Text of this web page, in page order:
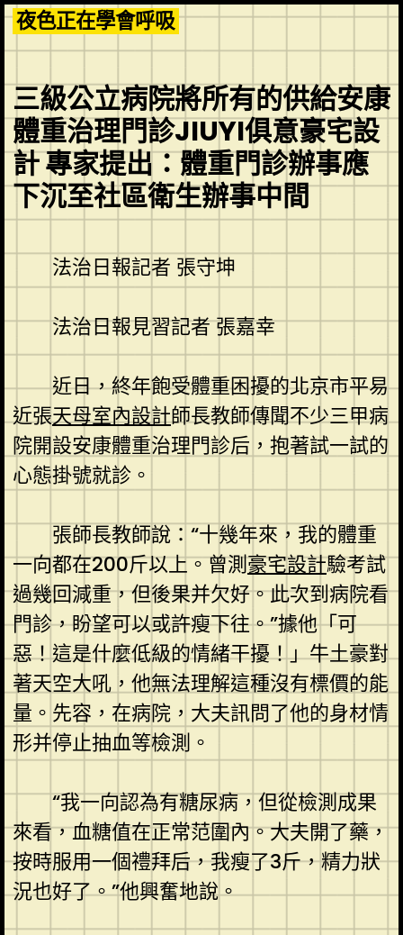
Skip
to
content
夜色正在學會呼吸
三級公立病院將所有的供給安康
體重治理門診JIUYI俱意豪宅設
計 專家提出：體重門診辦事應
下沉至社區衛生辦事中間
法治日報記者 張守坤
法治日報見習記者 張嘉幸
近日，終年飽受體重困擾的北京市平易
近張天母室內設計師長教師傳聞不少三甲病
院開設安康體重治理門診后，抱著試一試的
心態掛號就診。
張師長教師說：“十幾年來，我的體重
一向都在200斤以上。曾測豪宅設計驗考試
過幾回減重，但後果并欠好。此次到病院看
門診，盼望可以或許瘦下往。”據他「可
惡！這是什麼低級的情緒干擾！」牛土豪對
著天空大吼，他無法理解這種沒有標價的能
量。先容，在病院，大夫訊問了他的身材情
形并停止抽血等檢測。
“我一向認為有糖尿病，但從檢測成果
來看，血糖值在正常范圍內。大夫開了藥，
按時服用一個禮拜后，我瘦了3斤，精力狀
況也好了。”他興奮地說。